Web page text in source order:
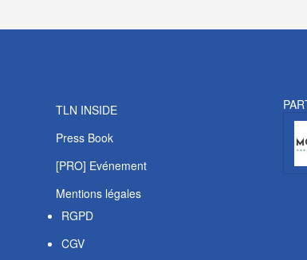
TLN INSIDE
Press Book
[PRO] Evénement
Mentions légales
RGPD
CGV